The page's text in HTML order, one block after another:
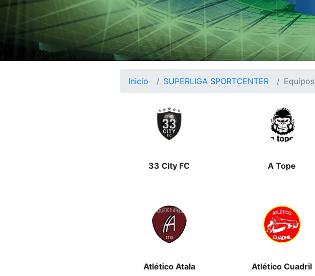
Inicio SUPERLIGA SPORTCENTER Equipos
33 City FC A Tope
Atlético Atala Atlético Cuadril